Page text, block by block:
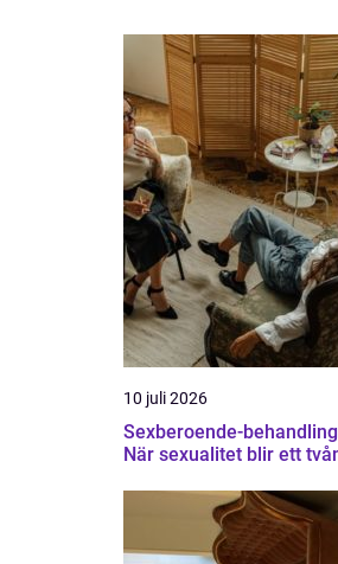
10 juli 2026
Sexberoende-
När sexualitet blir ett